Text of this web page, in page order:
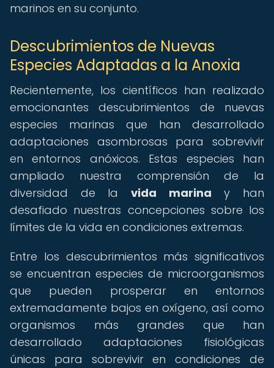
marinos en su conjunto.
Descubrimientos de Nuevas
Especies Adaptadas a la Anoxia
Recientemente, los científicos han realizado
emocionantes descubrimientos de nuevas
especies marinas que han desarrollado
adaptaciones asombrosas para sobrevivir
en entornos anóxicos. Estas especies han
ampliado nuestra comprensión de la
diversidad de la vida marina y han
desafiado nuestras concepciones sobre los
límites de la vida en condiciones extremas.
Entre los descubrimientos más significativos
se encuentran especies de microorganismos
que pueden prosperar en entornos
extremadamente bajos en oxígeno, así como
organismos más grandes que han
desarrollado adaptaciones fisiológicas
únicas para sobrevivir en condiciones de